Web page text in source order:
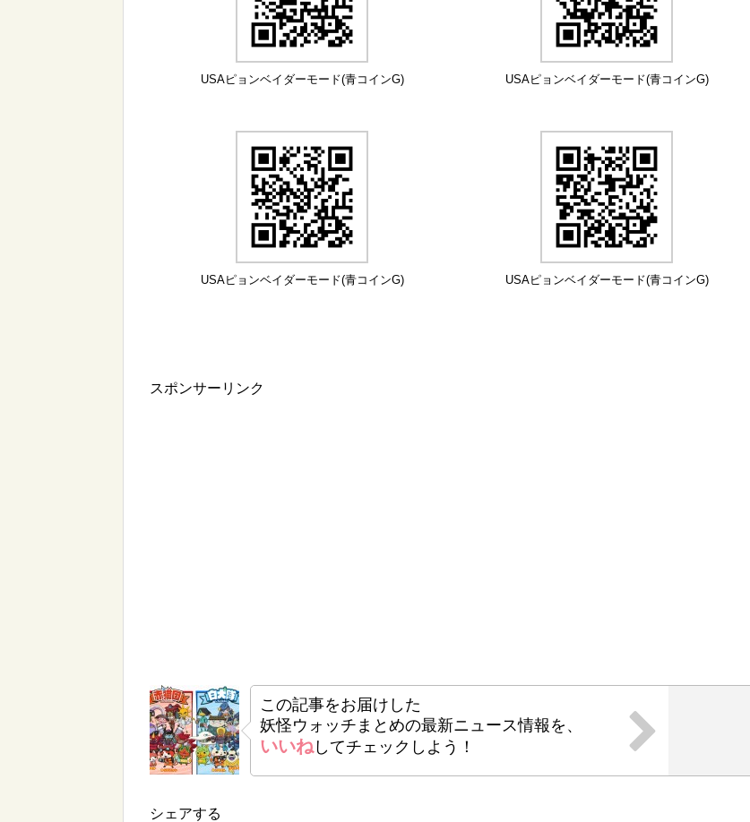
USAピョンベイダーモード(青コインG) USAピョンベイダーモード(青コインG)
USAピョンベイダーモード(青コインG) USAピョンベイダーモード(青コインG)
スポンサーリンク
この記事をお届けした
妖怪ウォッチまとめの最新ニュース情報を、
いいねしてチェックしよう！
シェアする